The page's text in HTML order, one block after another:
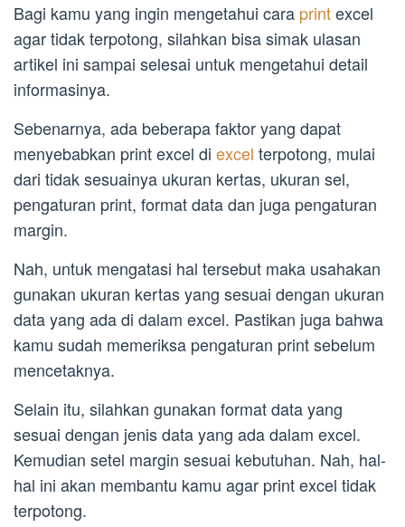
Bagi kamu yang ingin mengetahui cara printexcel
agar tidak terpotong, silahkan bisa simak ulasan
artikel ini sampai selesai untuk mengetahui detail
informasinya.
Sebenarnya, ada beberapa faktor yang dapat
menyebabkan print excel di excel terpotong, mulai
dari tidak sesuainya ukuran kertas, ukuran sel,
pengaturan print, format data dan juga pengaturan
margin.
Nah, untuk mengatasi hal tersebut maka usahakan
gunakan ukuran kertas yang sesuai dengan ukuran
data yang ada di dalam excel. Pastikan juga bahwa
kamu sudah memeriksa pengaturan print sebelum
mencetaknya.
Selain itu, silahkan gunakan format data yang
sesuai dengan jenis data yang ada dalam excel.
Kemudian setel margin sesuai kebutuhan. Nah, hal-
hal ini akan membantu kamu agar print excel tidak
terpotong.